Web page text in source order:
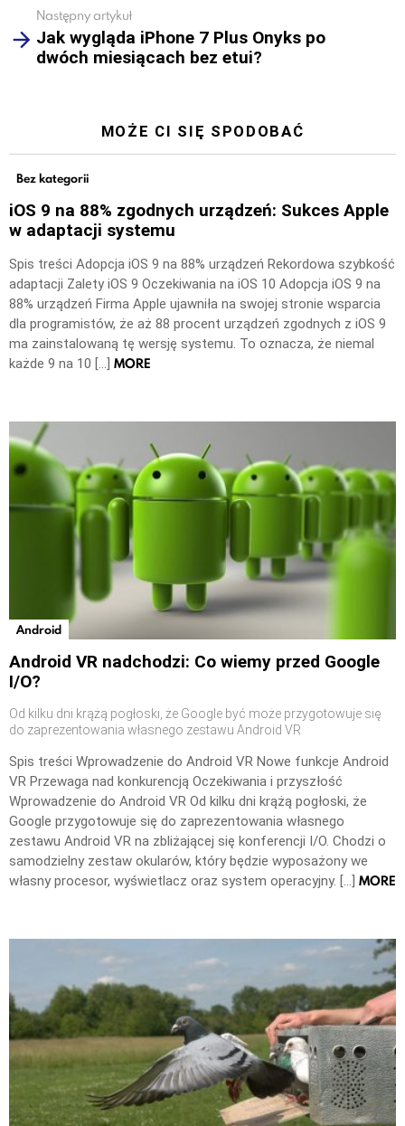
Następny artykuł
Jak wygląda iPhone 7 Plus Onyks po
dwóch miesiącach bez etui?
MOŻE CI SIĘ SPODOBAĆ
Bez kategorii
iOS 9 na 88% zgodnych urządzeń: Sukces Apple
w adaptacji systemu
Spis treści Adopcja iOS 9 na 88% urządzeń Rekordowa szybkość
adaptacji Zalety iOS 9 Oczekiwania na iOS 10 Adopcja iOS 9 na
88% urządzeń Firma Apple ujawniła na swojej stronie wsparcia
dla programistów, że aż 88 procent urządzeń zgodnych z iOS 9
ma zainstalowaną tę wersję systemu. To oznacza, że niemal
każde 9 na 10 […] MORE
Android
Android VR nadchodzi: Co wiemy przed Google
I/O?
Od kilku dni krążą pogłoski, że Google być może przygotowuje się
do zaprezentowania własnego zestawu Android VR
Spis treści Wprowadzenie do Android VR Nowe funkcje Android
VR Przewaga nad konkurencją Oczekiwania i przyszłość
Wprowadzenie do Android VR Od kilku dni krążą pogłoski, że
Google przygotowuje się do zaprezentowania własnego
zestawu Android VR na zbliżającej się konferencji I/O. Chodzi o
samodzielny zestaw okularów, który będzie wyposażony we
własny procesor, wyświetlacz oraz system operacyjny. […] MORE